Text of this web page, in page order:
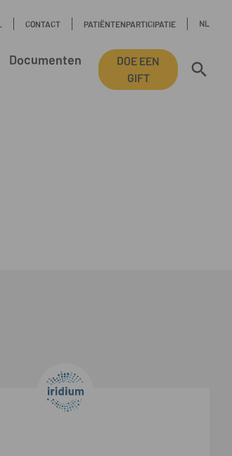
CONTACT PATIËNTENPARTICIPATIE NL
Documenten
DOE EEN
GIFT